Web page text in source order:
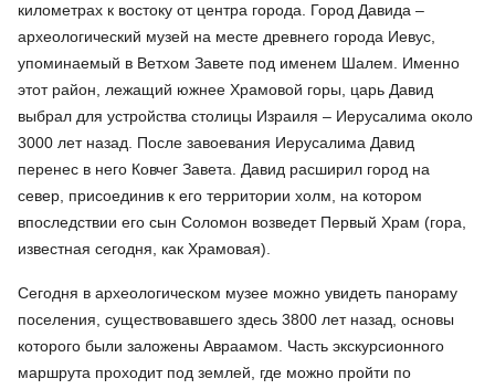
километрах к востоку от центра города. Город Давида –
археологический музей на месте древнего города Иевус,
упоминаемый в Ветхом Завете под именем Шалем. Именно
этот район, лежащий южнее Храмовой горы, царь Давид
выбрал для устройства столицы Израиля – Иерусалима около
3000 лет назад. После завоевания Иерусалима Давид
перенес в него Ковчег Завета. Давид расширил город на
север, присоединив к его территории холм, на котором
впоследствии его сын Соломон возведет Первый Храм (гора,
известная сегодня, как Храмовая).
Сегодня в археологическом музее можно увидеть панораму
поселения, существовавшего здесь 3800 лет назад, основы
которого были заложены Авраамом. Часть экскурсионного
маршрута проходит под землей, где можно пройти по